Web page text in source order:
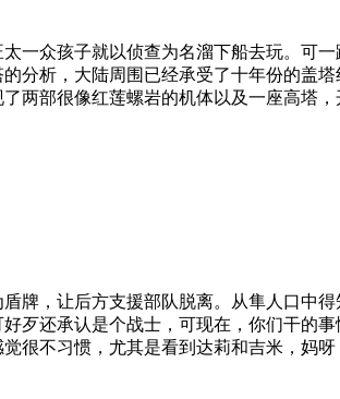
一众孩子就以侦查为名溜下船去玩。可
分析，大陆周围已经承受了十年份的盖
两部很像红莲螺岩的机体以及一座高塔
牌，让后方支援部队脱离。从隼人口中
歹还承认是个战士，可现在，你们干的
很不习惯，尤其是看到达莉和吉米，妈